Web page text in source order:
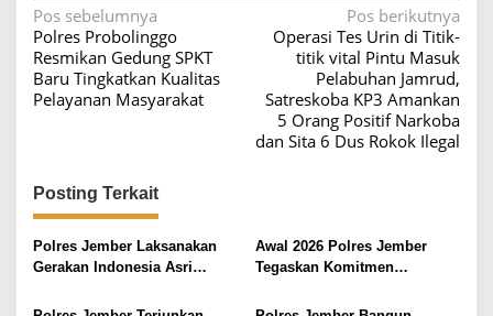
N
a
v
i
s
i
p
Pos sebelumnya
Polres Probolinggo
Resmikan Gedung SPKT
Baru Tingkatkan Kualitas
Pelayanan Masyarakat
Pos berikutnya
Operasi Tes Urin di Titik-
titik vital Pintu Masuk
Pelabuhan Jamrud,
Satreskoba KP3 Amankan
5 Orang Positif Narkoba
dan Sita 6 Dus Rokok Ilegal
Posting Terkait
Polres Jember Laksanakan
Gerakan Indonesia Asri
Awal 2026 Polres Jember
Tegaskan Komitmen
Pelayanan